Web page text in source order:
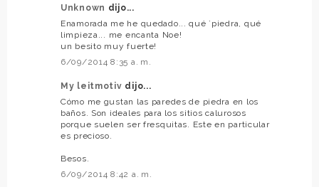
Unknown dijo...
Enamorada me he quedado... qué `piedra, qué
limpieza... me encanta Noe!
un besito muy fuerte!
6/09/2014 8:35 a. m.
My leitmotiv dijo...
Cómo me gustan las paredes de piedra en los
baños. Son ideales para los sitios calurosos
porque suelen ser fresquitas. Este en particular
es precioso.
Besos.
6/09/2014 8:42 a. m.